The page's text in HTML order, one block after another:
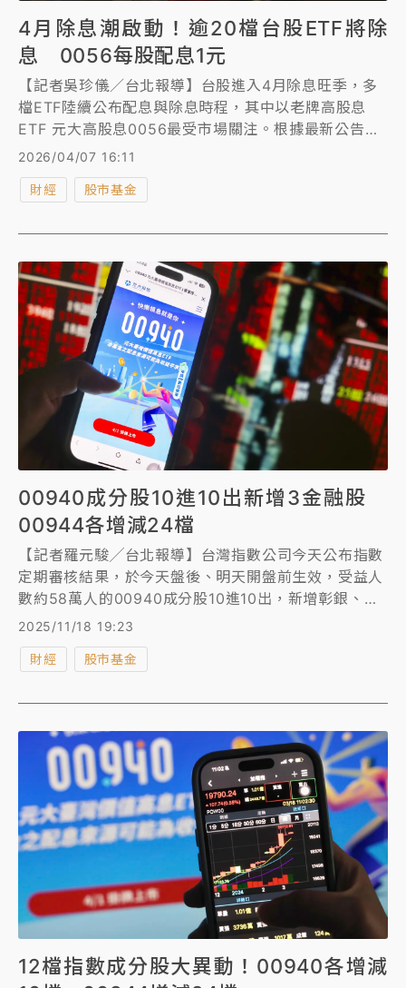
4月除息潮啟動！逾20檔台股ETF將除
息 0056每股配息1元
【記者吳珍儀／台北報導】台股進入4月除息旺季，多
檔ETF陸續公布配息與除息時程，其中以老牌高股息
ETF 元大高股息0056最受市場關注。根據最新公告，
0056本季預計每股配息1元，除息日落在4月23日，股
息預計5月中旬發放，若以近期價格估算，年化殖利率
維持接近一成水準，目前受益人數已突破154萬人。
2026/04/07 16:11
財經 股市基金
00940成分股10進10出新增3金融股
00944各增減24檔
【記者羅元駿╱台北報導】台灣指數公司今天公布指數
定期審核結果，於今天盤後、明天開盤前生效，受益人
數約58萬人的00940成分股10進10出，新增彰銀、元
大金與永豐金3檔金融股。
2025/11/18 19:23
財經 股市基金
12檔指數成分股大異動！00940各增減